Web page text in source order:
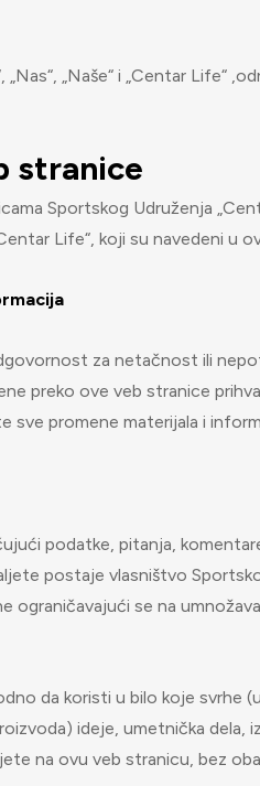
„Naše“ i „Centar Life“
stranice
Sportskog Udruženja
Life“, koji su navedeni u
za netačnost ili
preko ove veb stranice
sve promene materijala i
podatke, pitanja,
postaje vlasništvo
ograničavajući se na
da koristi u bilo koje svrhe
ideje, umetnička dela,
na ovu veb stranicu, bez